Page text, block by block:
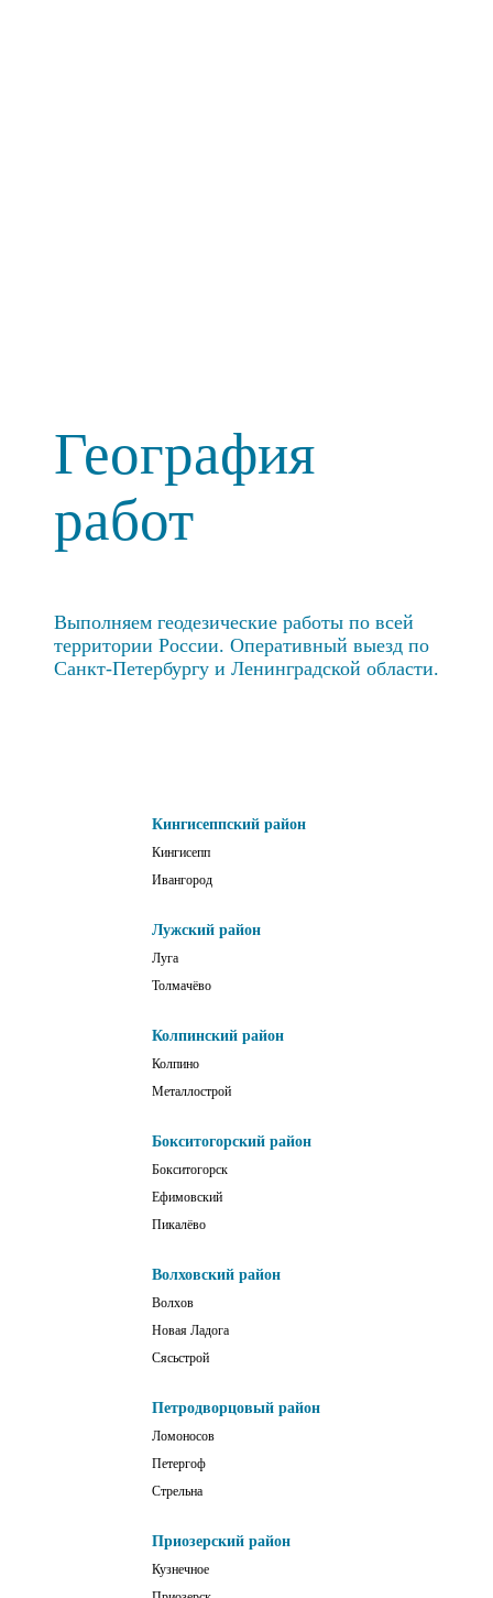
География
работ
Выполняем геодезические работы по всей
территории России. Оперативный выезд по
Санкт-Петербургу и Ленинградской области.
Кингисеппский район
Кингисепп
Ивангород
Лужский район
Луга
Толмачёво
Колпинский район
Колпино
Металлострой
Бокситогорский район
Бокситогорск
Ефимовский
Пикалёво
Волховский район
Волхов
Новая Ладога
Сясьстрой
Петродворцовый район
Ломоносов
Петергоф
Стрельна
Приозерский район
Кузнечное